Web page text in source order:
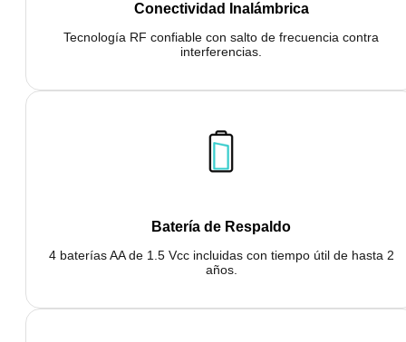
Conectividad Inalámbrica
Tecnología RF confiable con salto de frecuencia contra
interferencias.
Batería de Respaldo
4 baterías AA de 1.5 Vcc incluidas con tiempo útil de hasta 2
años.